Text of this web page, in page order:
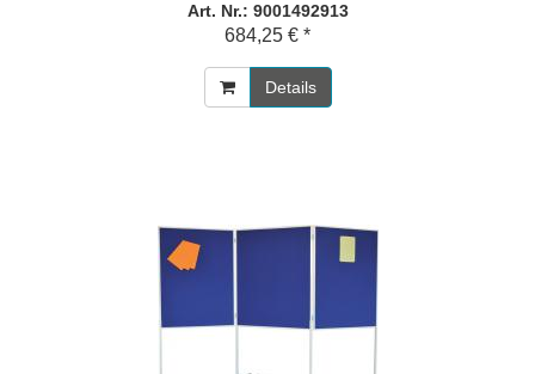
Art. Nr.: 9001492913
684,25 € *
Details